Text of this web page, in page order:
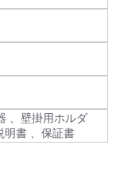
、壁掛用ホルダ
明書 、保証書